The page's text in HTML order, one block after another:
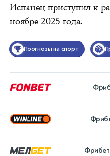
Испанец приступил к
ноябре 2025 года.
Прогнозы на спорт
Фрибет